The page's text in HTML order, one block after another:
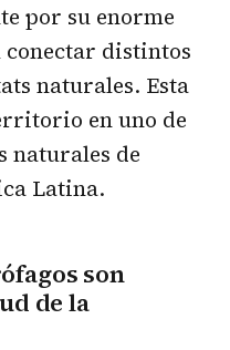
por su enorme
distintos
naturales. Esta
en uno de
naturales de
Latina.
son
de la